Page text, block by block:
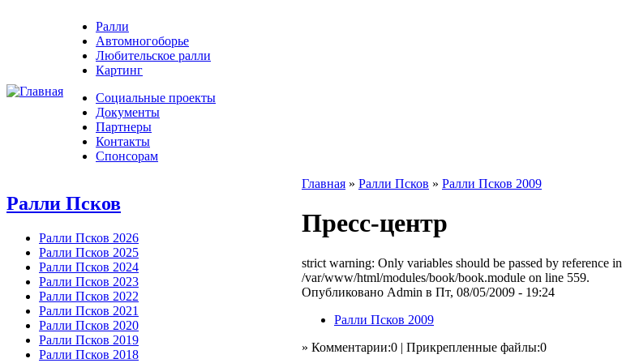
Ралли
Автомногоборье
Любительское ралли
Картинг
Социальные проекты
Документы
Партнеры
Контакты
Спонсорам
Ралли Псков
Ралли Псков 2026
Ралли Псков 2025
Ралли Псков 2024
Ралли Псков 2023
Ралли Псков 2022
Ралли Псков 2021
Ралли Псков 2020
Ралли Псков 2019
Ралли Псков 2018
Главная » Ралли Псков » Ралли Псков 2009
Пресс-центр
strict warning: Only variables should be passed by reference in
/var/www/html/modules/book/book.module on line 559.
Опубликовано Admin в Пт, 08/05/2009 - 19:24
Ралли Псков 2009
» Комментарии:0 | Прикрепленные файлы:0